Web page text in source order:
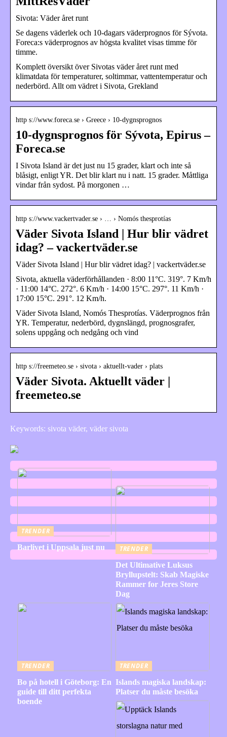
Sivota: Väder året runt
Se dagens väderlek och 10-dagars väderprognos för Sývota.
Foreca:s väderprognos av högsta kvalitet visas timme för
timme.
Komplett översikt över Sivotas väder året runt med
klimatdata för temperaturer, soltimmar, vattentemperatur och
nederbörd. Allt om vädret i Sivota, Grekland
http s://www.foreca.se › Greece › 10-dygnsprognos
10-dygnsprognos för Sývota, Epirus –
Foreca.se
I Sivota Island är det just nu 15 grader, klart och inte så
blåsigt, enligt YR. Det blir klart nu i natt. 15 grader. Måttliga
vindar från sydost. På morgonen …
http s://www.vackertvader.se › … › Nomós thesprotías
Väder Sivota Island | Hur blir vädret
idag? – vackertväder.se
Väder Sivota Island | Hur blir vädret idag? | vackertväder.se
Sivota, aktuella väderförhållanden · 8:00 11°C. 319°. 7 Km/h
· 11:00 14°C. 272°. 6 Km/h · 14:00 15°C. 297°. 11 Km/h ·
17:00 15°C. 291°. 12 Km/h.
Väder Sivota Island, Nomós Thesprotías. Väderprognos från
YR. Temperatur, nederbörd, dygnslängd, prognosgrafer,
solens uppgång och nedgång och vind
http s://freemeteo.se › sivota › aktuellt-vader › plats
Väder Sivota. Aktuellt väder |
freemeteo.se
Keywords: sivota väder, väder sivota
TRENDER
Barlivet i Uppsala just nu
TRENDER
Det Ultimative Luksus
Bryllupstelt: Skab Magiske
Rammer for Jeres Store
Dag
TRENDER
Bo på hotell i Göteborg: En
guide till ditt perfekta
boende
TRENDER
Islands magiska landskap:
Platser du måste besöka